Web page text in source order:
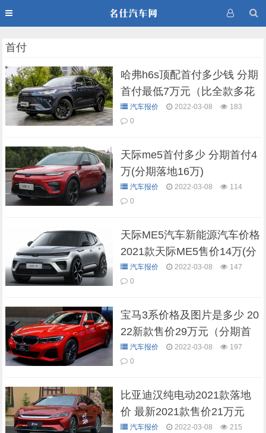
首付
哈弗h6s顶配首付多少钱 分期
首付最低7万元（比全款多花
8662元）
汽车报价 2022-03-08
183
0
天际me5首付多少 分期首付4
万(分期落地16万)
汽车报价 2022-03-08
114
0
天际ME5汽车新能源汽车价格
2021款天际ME5售价14万(分
期首付4万)
汽车报价 2022-03-08
147
0
宝马3系价格及图片是多少 20
22新款售价29万元（分期首
付12万元起）
汽车报价 2022-03-08
197
0
比亚迪汉纯电动2021款落地
价 最新2021款售价21万元
（分期首付仅7万）
汽车报价 2022-03-08
215